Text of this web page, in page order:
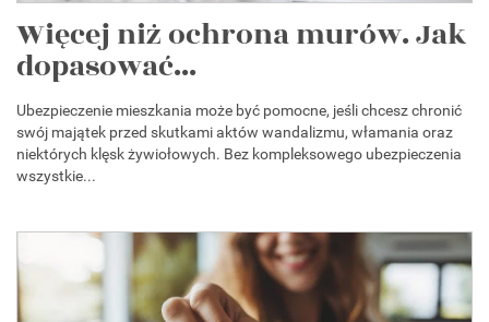
Więcej niż ochrona murów. Jak
dopasować...
Ubezpieczenie mieszkania może być pomocne, jeśli chcesz chronić
swój majątek przed skutkami aktów wandalizmu, włamania oraz
niektórych klęsk żywiołowych. Bez kompleksowego ubezpieczenia
wszystkie...